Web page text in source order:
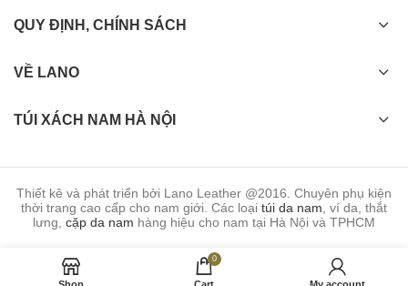
QUY ĐỊNH, CHÍNH SÁCH
VỀ LANO
TÚI XÁCH NAM HÀ NỘI
Thiết kê và phát triển bởi Lano Leather @2016. Chuyên phụ kiện
thời trang cao cấp cho nam giới. Các loại túi da nam, ví da, thắt
lưng, cặp da nam hàng hiệu cho nam tại Hà Nội và TPHCM
0